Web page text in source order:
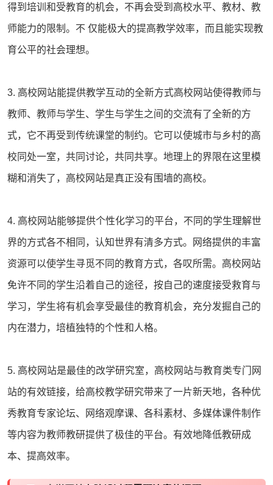
得到培训和受教育的机会，不再会受到高校水平、教材、教
师能力的限制。不 仅能极大的提高教学效率，而且能实现教
育公平的社会理想。
3. 高校网站能提供教学互动的全新方式高校网站使得教师与
教师、教师与学生、学生与学生之间的交流有了全新的方
式，它不再受到传统课堂的制约。它可以使城市与乡村的高
校同处一室，共同讨论，共同共享。地理上的界限在这里模
糊和消失了，高校网站是真正没有围墙的高校。
4. 高校网站能够提供个性化学习的平台，不同的学生理解世
界的方式各不相同，认知世界有清多方式。网络提供的丰富
资源可以使学生寻觅不同的教育方式，各叹所需。高校网站
免许不同的学生沿着自己的途径，按自己的速度接受救育与
学习，学生将有机会享受最佳的教育机会，充分发掘自己的
内在潜力，培植独特的个性和人格。
5. 高校网站是最佳的改学研究室，高校网站与教育类专门网
站的有效链接，给高校教学研究带来了一片新天地，各种优
秀教育专家论坛、网络观摩课、各科素材、多媒体课件制作
等内容为教师教研提供了极佳的平台。有效地降低教研成
本、提高效率。